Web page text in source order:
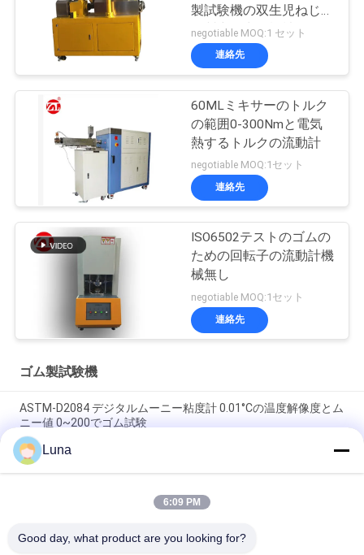
製試験機の双生児ねじゴ
ム製突き出る機械
negotiable MOQ:1 セット
連絡先
60MLミキサーのトルク
の範囲0-300Nmと電気
熱するトルクの流動計
negotiable MOQ:1セット
連絡先
ISO6502テストのゴムの
ための回転子の流動計機
械無し
negotiable MOQ:1セット
連絡先
ゴム製試験機
ASTM-D2084 デジタルムーニー粘度計 0.01°Cの温度解像度とム
ニー値 0~200でゴム試験
回転子のない実験室によって使用される単一の破片制御流動計
のゴム製試験機
ISO 180 デジタルチャルピーインパクトテスター 3.5m/s インパ
Luna
6:09 PM
Good day, what product are you looking for?